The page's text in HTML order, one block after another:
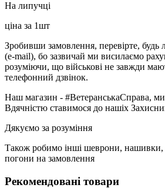
На липучці
ціна за 1шт
Зробивши замовлення, перевірте, будь
(e-mail), бо зазвичай ми висилаємо
розуміючи, що військові не завжди
телефонний дзвінок.
Наш магазин - #ВетеранськаСправа,
Вдячністю ставимося до нашіх
Дякуємо за розуміння
Також робимо інші шеврони, нашивки,
погони на замовлення
Рекомендовані товари